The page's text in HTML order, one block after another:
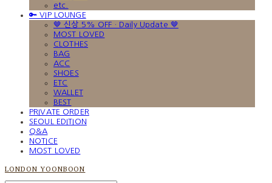
etc.
🔑 VIP LOUNGE
🤎 신상 5% OFF · Daily Update 🤎
MOST LOVED
CLOTHES
BAG
ACC
SHOES
ETC
WALLET
BEST
PRIVATE ORDER
SEOUL EDITION
Q&A
NOTICE
MOST LOVED
LONDON YOONBOON